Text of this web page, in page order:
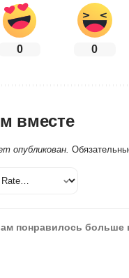
0 0
вместе
опубликован.